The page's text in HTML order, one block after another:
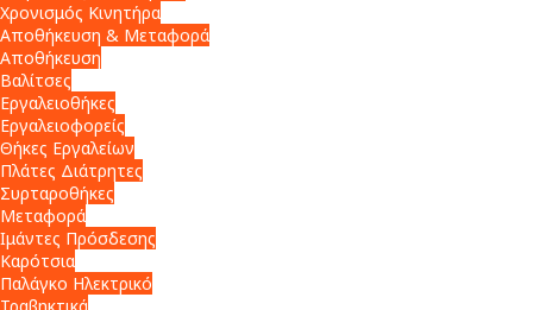
Χρονισμός Κινητήρα
Αποθήκευση & Μεταφορά
Αποθήκευση
Βαλίτσες
Εργαλειοθήκες
Εργαλειοφορείς
Θήκες Εργαλείων
Πλάτες Διάτρητες
Συρταροθήκες
Μεταφορά
Ιμάντες Πρόσδεσης
Καρότσια
Παλάγκο Ηλεκτρικό